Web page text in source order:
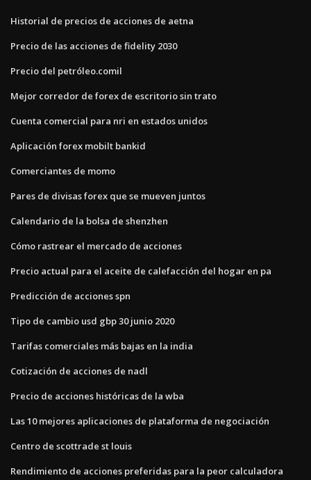
Historial de precios de acciones de aetna
Precio de las acciones de fidelity 2030
Precio del petróleo.comil
Mejor corredor de forex de escritorio sin trato
Cuenta comercial para nri en estados unidos
Aplicación forex mobilt bankid
Comerciantes de momo
Pares de divisas forex que se mueven juntos
Calendario de la bolsa de shenzhen
Cómo rastrear el mercado de acciones
Precio actual para el aceite de calefacción del hogar en pa
Predicción de acciones spn
Tipo de cambio usd gbp 30 junio 2020
Tarifas comerciales más bajas en la india
Cotización de acciones de nadl
Precio de acciones históricas de la wba
Las 10 mejores aplicaciones de plataforma de negociación
Centro de scottrade st louis
Rendimiento de acciones preferidas para la peor calculadora